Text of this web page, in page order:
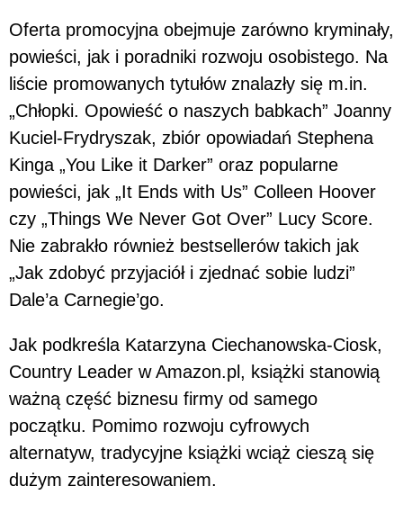
Oferta promocyjna obejmuje zarówno kryminały,
powieści, jak i poradniki rozwoju osobistego. Na
liście promowanych tytułów znalazły się m.in.
„Chłopki. Opowieść o naszych babkach” Joanny
Kuciel-Frydryszak, zbiór opowiadań Stephena
Kinga „You Like it Darker” oraz popularne
powieści, jak „It Ends with Us” Colleen Hoover
czy „Things We Never Got Over” Lucy Score.
Nie zabrakło również bestsellerów takich jak
„Jak zdobyć przyjaciół i zjednać sobie ludzi”
Dale’a Carnegie’go.
Jak podkreśla Katarzyna Ciechanowska-Ciosk,
Country Leader w Amazon.pl, książki stanowią
ważną część biznesu firmy od samego
początku. Pomimo rozwoju cyfrowych
alternatyw, tradycyjne książki wciąż cieszą się
dużym zainteresowaniem.